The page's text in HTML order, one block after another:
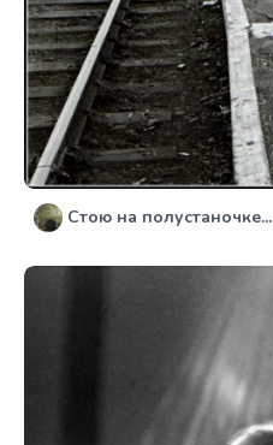
Стою на полустаночке...